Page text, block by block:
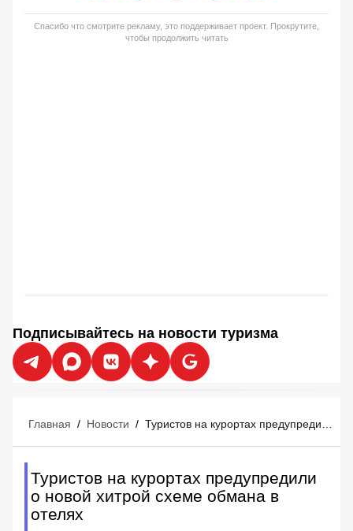
Спасибо что смотрите рекламу, это поддерживает проект. Прокрутите,
чтобы продолжить читать
Подписывайтесь на новости туризма
Главная / Новости /
Туристов на курортах предупредили
о новой хитрой схеме обмана в
отелях